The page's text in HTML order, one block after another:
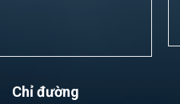
Chỉ đường